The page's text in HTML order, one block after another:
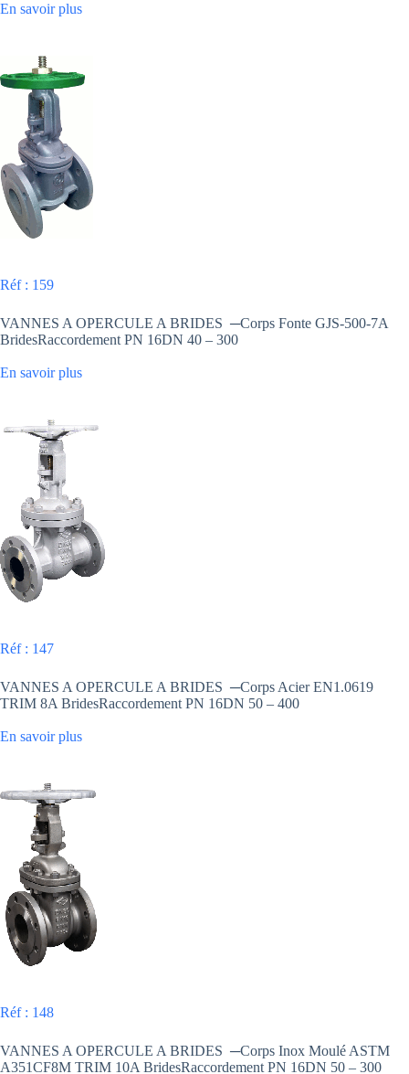
En savoir plus
Réf : 159
VANNES A OPERCULE A BRIDES ─Corps Fonte GJS-500-7A
BridesRaccordement PN 16DN 40 – 300
En savoir plus
Réf : 147
VANNES A OPERCULE A BRIDES ─Corps Acier EN1.0619
TRIM 8A BridesRaccordement PN 16DN 50 – 400
En savoir plus
Réf : 148
VANNES A OPERCULE A BRIDES ─Corps Inox Moulé ASTM
A351CF8M TRIM 10A BridesRaccordement PN 16DN 50 – 300